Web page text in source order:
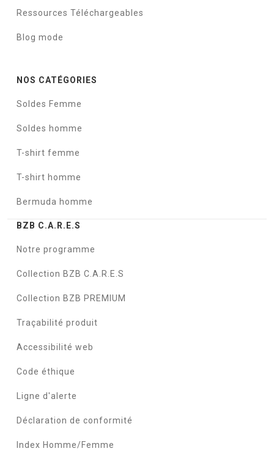
Ressources Téléchargeables
Blog mode
NOS CATÉGORIES
Soldes Femme
Soldes homme
T-shirt femme
T-shirt homme
Bermuda homme
BZB C.A.R.E.S
Notre programme
Collection BZB C.A.R.E.S
Collection BZB PREMIUM
Traçabilité produit
Accessibilité web
Code éthique
Ligne d'alerte
Déclaration de conformité
Index Homme/Femme